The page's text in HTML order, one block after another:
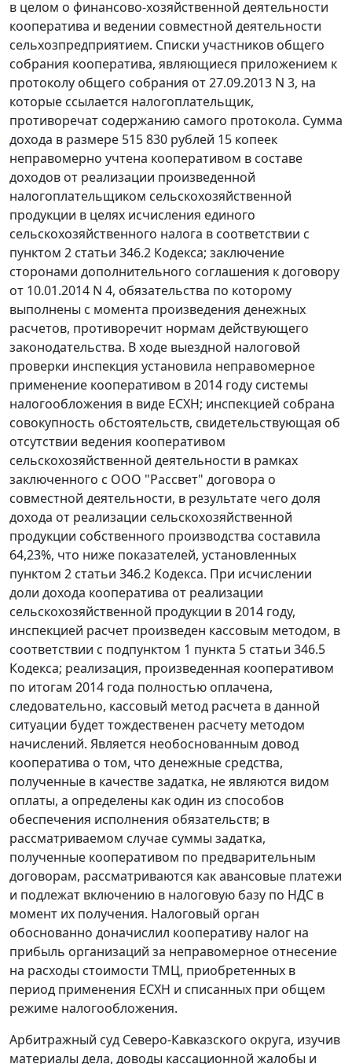
в целом о финансово-хозяйственной деятельности
кооператива и ведении совместной деятельности
сельхозпредприятием. Списки участников общего
собрания кооператива, являющиеся приложением к
протоколу общего собрания от 27.09.2013 N 3, на
которые ссылается налогоплательщик,
противоречат содержанию самого протокола. Сумма
дохода в размере 515 830 рублей 15 копеек
неправомерно учтена кооперативом в составе
доходов от реализации произведенной
налогоплательщиком сельскохозяйственной
продукции в целях исчисления единого
сельскохозяйственного налога в соответствии с
пунктом 2 статьи 346.2 Кодекса; заключение
сторонами дополнительного соглашения к договору
от 10.01.2014 N 4, обязательства по которому
выполнены с момента произведения денежных
расчетов, противоречит нормам действующего
законодательства. В ходе выездной налоговой
проверки инспекция установила неправомерное
применение кооперативом в 2014 году системы
налогообложения в виде ЕСХН; инспекцией собрана
совокупность обстоятельств, свидетельствующая об
отсутствии ведения кооперативом
сельскохозяйственной деятельности в рамках
заключенного с ООО "Рассвет" договора о
совместной деятельности, в результате чего доля
дохода от реализации сельскохозяйственной
продукции собственного производства составила
64,23%, что ниже показателей, установленных
пунктом 2 статьи 346.2 Кодекса. При исчислении
доли дохода кооператива от реализации
сельскохозяйственной продукции в 2014 году,
инспекцией расчет произведен кассовым методом, в
соответствии с подпунктом 1 пункта 5 статьи 346.5
Кодекса; реализация, произведенная кооперативом
по итогам 2014 года полностью оплачена,
следовательно, кассовый метод расчета в данной
ситуации будет тождественен расчету методом
начислений. Является необоснованным довод
кооператива о том, что денежные средства,
полученные в качестве задатка, не являются видом
оплаты, а определены как один из способов
обеспечения исполнения обязательств; в
рассматриваемом случае суммы задатка,
полученные кооперативом по предварительным
договорам, рассматриваются как авансовые платежи
и подлежат включению в налоговую базу по НДС в
момент их получения. Налоговый орган
обоснованно доначислил кооперативу налог на
прибыль организаций за неправомерное отнесение
на расходы стоимости ТМЦ, приобретенных в
период применения ЕСХН и списанных при общем
режиме налогообложения.
Арбитражный суд Северо-Кавказского округа, изучив
материалы дела, доводы кассационной жалобы и